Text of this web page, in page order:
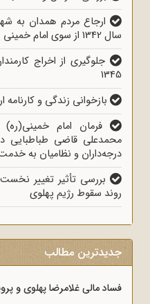
ارجاع مردم همدان به
سال 1342 از سوی امام خمینی
جلوگیری از اخراج
1345
بازخوانی زندگی و
فرمان امام
محمدعلی قاضی طباطبایی
درجه‌داران و نظامیان به خدمت
روند سقوط رژیم پهلوی
جدیدترین مطالب
فساد مالی غلامرضا پهلوی و